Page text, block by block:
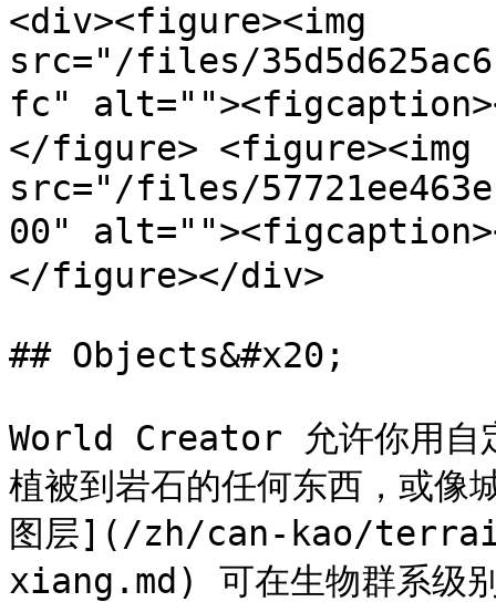
<div><figure><img
src="/files/
fc"
</figure> <figure><img
src="/files/
00"
</figure></div>
## Objects&#x20;
World Creator 允许你用自
植被到岩石的任何东西，或
图层](/zh/can-kao/
xiang.md) 可在生物群系级